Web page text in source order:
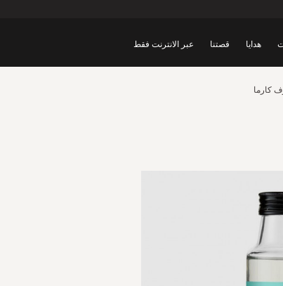
هدايا قصتنا عبر الانترنت فقط
كارما